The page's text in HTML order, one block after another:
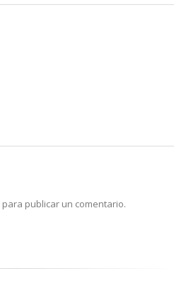
para publicar un comentario.